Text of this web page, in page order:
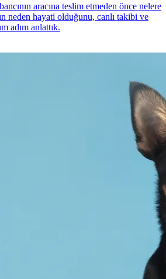
aracına teslim etmeden önce nelere
neden hayati olduğunu, canlı takibi ve
adım anlattık.